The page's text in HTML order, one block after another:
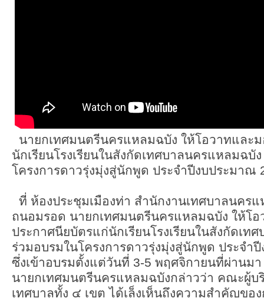
นายกเทศมนตรีนครแหลมฉบัง ให้โอวาทและ
นักเรียนโรงเรียนในสังกัดเทศบาลนครแหลมฉบั
โครงการดาวรุ่งมุ่งสู่นักพูด ประจำปีงบประมาณ
ที่ ห้องประชุมเมืองท่า สำนักงานเทศบาลนคร
ถนอมรอด นายกเทศมนตรีนครแหลมฉบัง ให้โ
ประกาศนียบัตรแก่นักเรียนโรงเรียนในสังกัดเท
ร่วมอบรมในโครงการดาวรุ่งมุ่งสู่นักพูด ประจำ
ซึ่งเข้าอบรมตั้งแต่วันที่ 3-5 พฤศจิกายนที่ผ่านม
นายกเทศมนตรีนครแหลมฉบังกล่าวว่า คณะผู้บ
เทศบาลทั้ง ๔ เขต ได้เล็งเห็นถึงความสำคัญขอ